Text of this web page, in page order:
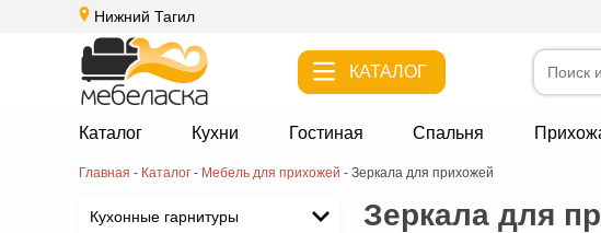
Нижний Тагил
КАТАЛОГ
Каталог Кухни Гостиная Спальня
Главная - Каталог - Мебель для прихожей - Зеркала для прихожей
Кухонные гарнитуры Зеркала для